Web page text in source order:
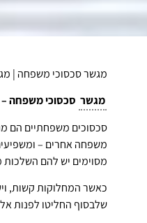
מגשר סכסוכי משפחה |
מגשר סכסוכי משפחה –
סכסוכים משפחתיים הם
משפחה אחרים –
מסוימים יש להם השלכות
כאשר המחלוקות קשות,
שלבסוף החליטו לפנות